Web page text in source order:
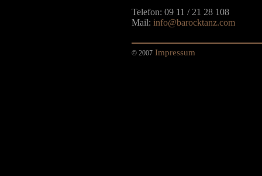
Telefon: 09 11 / 21 28 108
Mail: info@barocktanz.com
© 2007 Impressum